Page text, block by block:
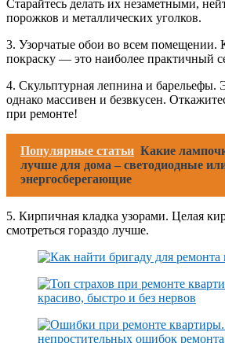
Старайтесь делать их незаметными,
порожков и металлических уголков.
3. Узорчатые обои во всем помещении.
покраску — это наиболее практичный
4. Скульптурная лепнина и барельефы.
однако массивен и безвкусен.
при ремонте!
Популярные статьи Какие
лучше для дома – светодиодные
энергосберегающие
5. Кирпичная кладка узорами. Целая
смотреться гораздо лучше.